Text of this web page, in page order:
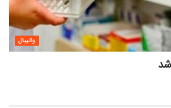
والیبال